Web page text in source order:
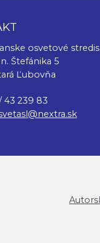
osvetové
Štefánika 5
Ľubovňa
43 239 83